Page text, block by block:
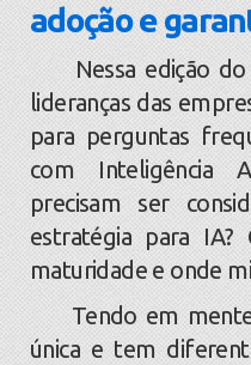
adoção e
Nessa edição do
lideranças das
para perguntas
com Inteligência
precisam ser
estratégia para IA?
maturidade e onde
Tendo em mente
única e tem